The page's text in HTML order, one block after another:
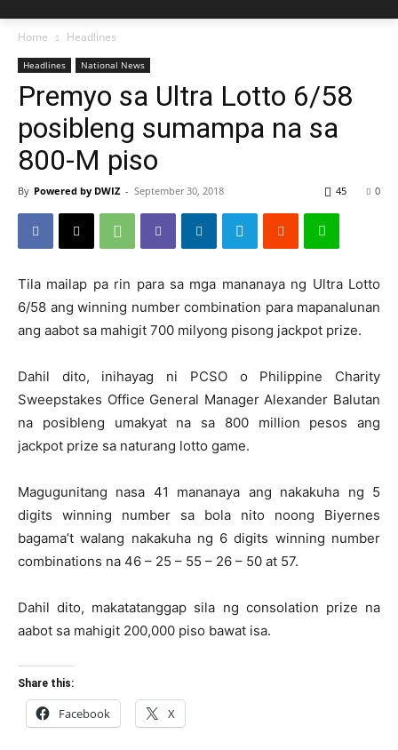
Home Headlines
Headlines National News
Premyo sa Ultra Lotto 6/58
posibleng sumampa na sa
800-M piso
By Powered by DWIZ - September 30, 2018 0
45
Tila mailap pa rin para sa mga mananaya ng Ultra Lotto
6/58 ang winning number combination para mapanalunan
ang aabot sa mahigit 700 milyong pisong jackpot prize.
Dahil dito, inihayag ni PCSO o Philippine Charity
Sweepstakes Office General Manager Alexander Balutan
na posibleng umakyat na sa 800 million pesos ang
jackpot prize sa naturang lotto game.
Magugunitang nasa 41 mananaya ang nakakuha ng 5
digits winning number sa bola nito noong Biyernes
bagama’t walang nakakuha ng 6 digits winning number
combinations na 46 – 25 – 55 – 26 – 50 at 57.
Dahil dito, makatatanggap sila ng consolation prize na
aabot sa mahigit 200,000 piso bawat isa.
Share this:
Facebook X